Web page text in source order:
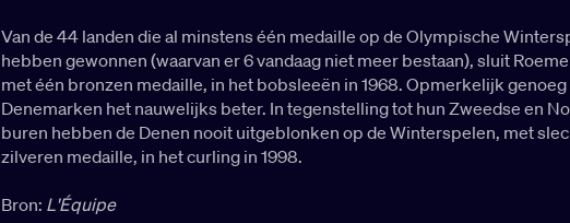
Van de 44 landen die al minstens één medaille op de Olympische
hebben gewonnen (waarvan er 6 vandaag niet meer bestaan), sluit
met één bronzen medaille, in het bobsleeën in 1968. Opmerkelijk
Denemarken het nauwelijks beter. In tegenstelling tot hun Zweedse en
buren hebben de Denen nooit uitgeblonken op de Winterspelen, met
zilveren medaille, in het curling in 1998.
Bron: L'Équipe